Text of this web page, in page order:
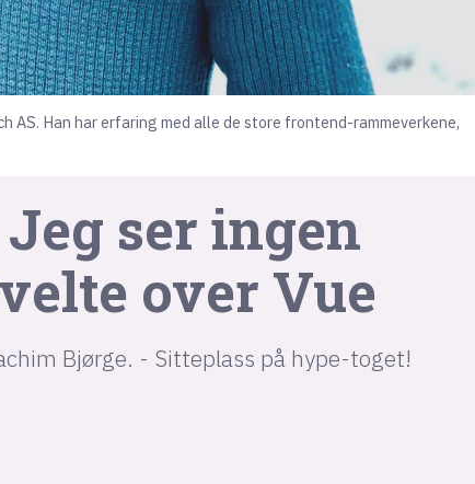
AS. Han har erfaring med alle de store frontend-rammeverkene,
ser ingen
over Vue
Bjørge. - Sitteplass på hype-toget!